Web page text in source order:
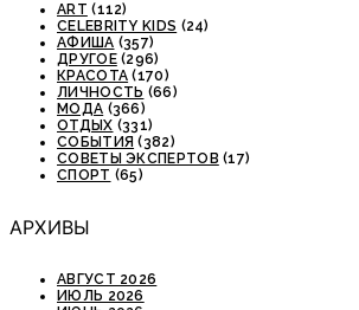
ART (112)
CELEBRITY KIDS (24)
АФИША (357)
ДРУГОЕ(296)
КРАСОТА (170)
ЛИЧНОСТЬ (66)
МОДА (366)
ОТДЫХ (331)
СОБЫТИЯ (382)
СОВЕТЫ ЭКСПЕРТОВ (17)
СПОРТ (65)
АРХИВЫ
АВГУСТ 2026
ИЮЛЬ 2026